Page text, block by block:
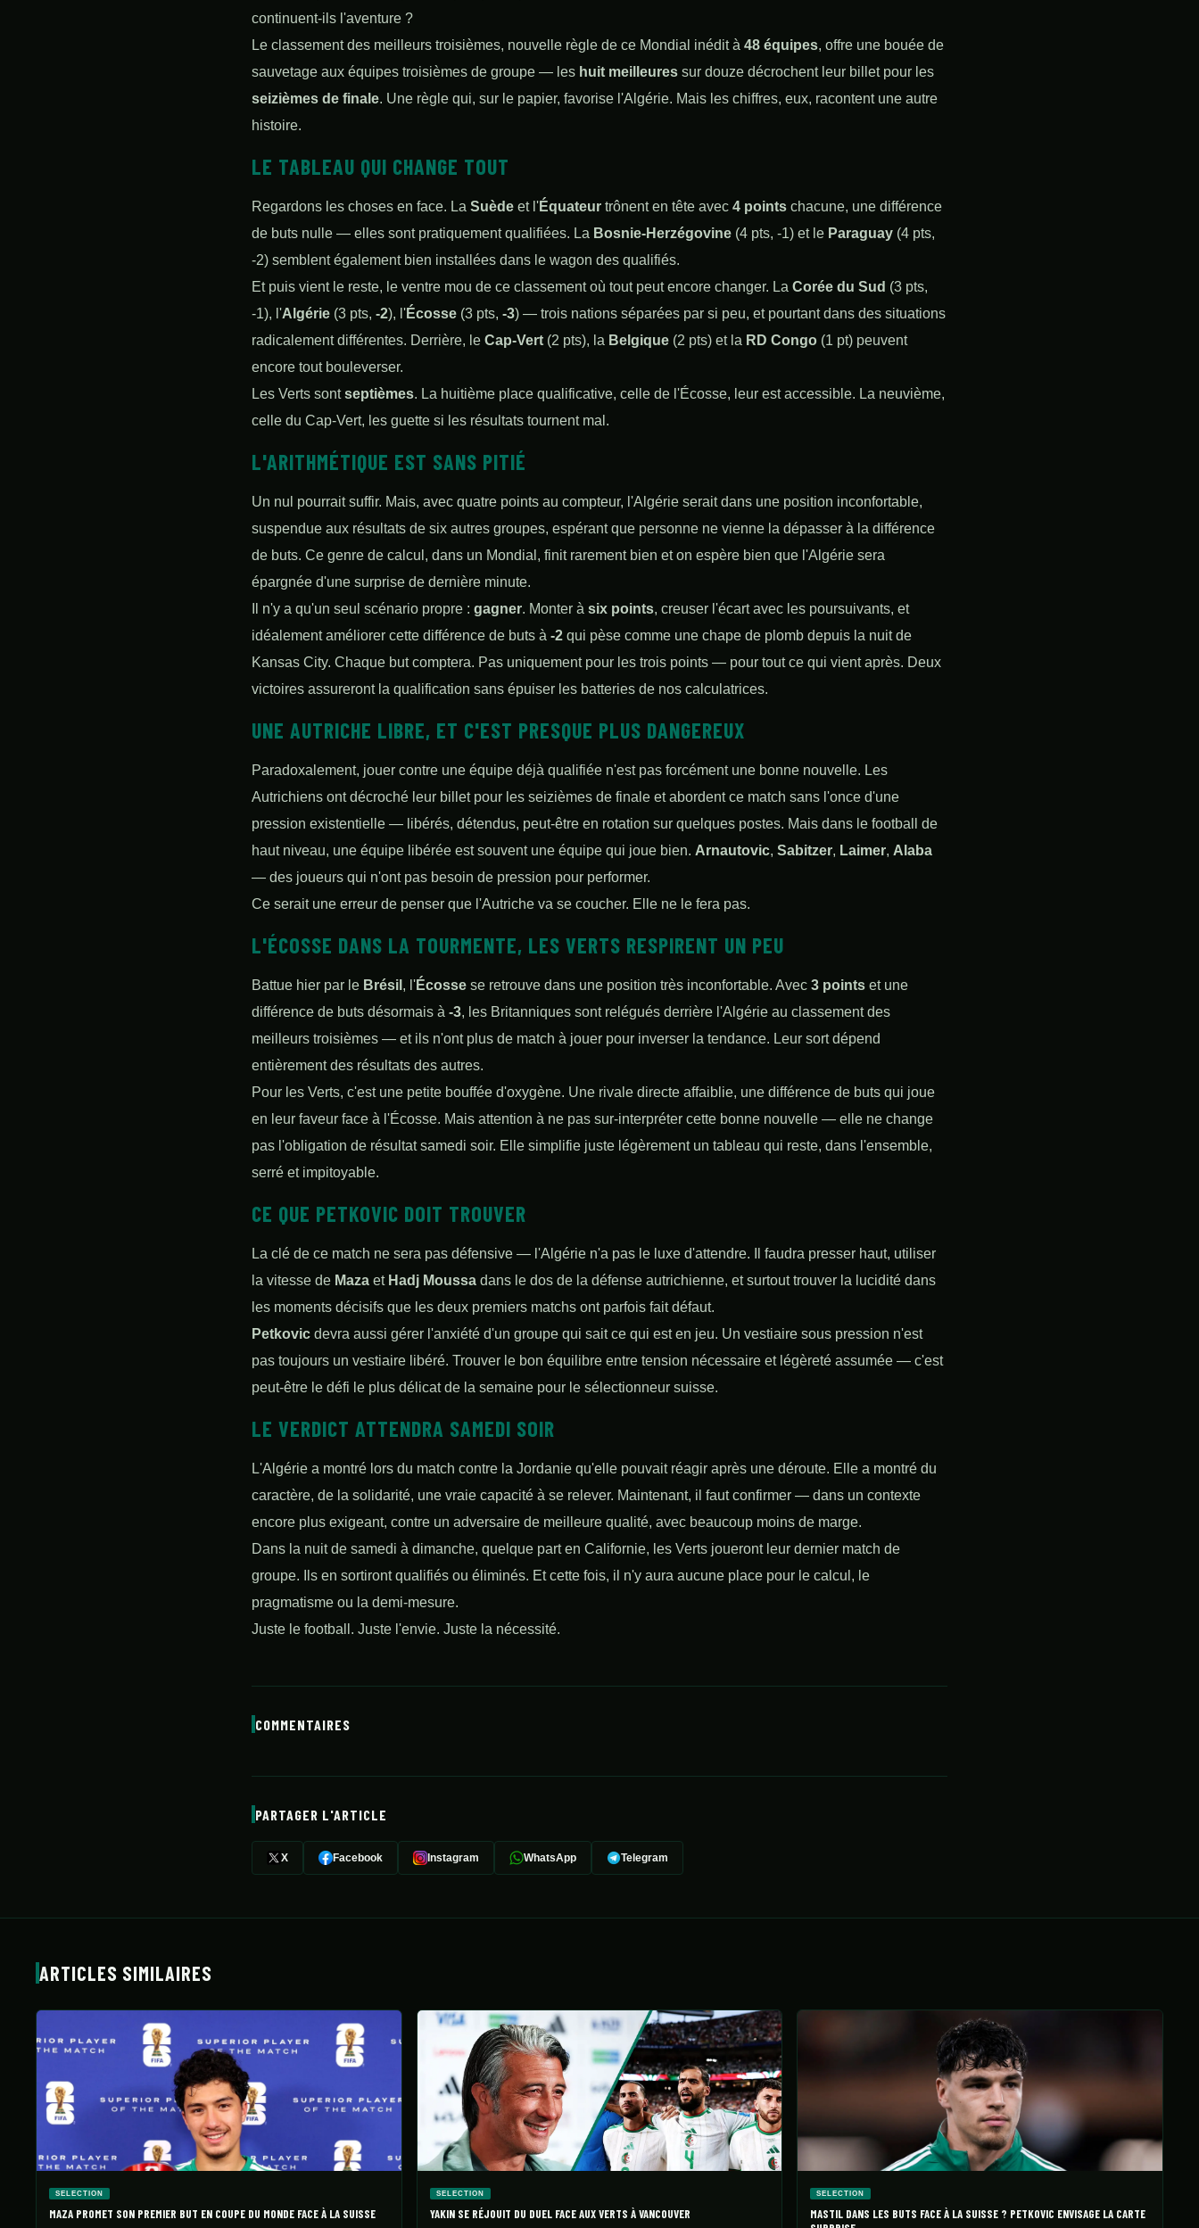
continuent-ils l'aventure ?
Le classement des meilleurs troisièmes, nouvelle règle de ce Mondial inédit à 48 équipes, offre une bouée de
sauvetage aux équipes troisièmes de groupe — les huit meilleures sur douze décrochent leur billet pour les
seizièmes de finale. Une règle qui, sur le papier, favorise l'Algérie. Mais les chiffres, eux, racontent une autre
histoire.
LE TABLEAU QUI CHANGE TOUT
Regardons les choses en face. La Suède et l'Équateur trônent en tête avec 4 points chacune, une différence
de buts nulle — elles sont pratiquement qualifiées. La Bosnie-Herzégovine (4 pts, -1) et le Paraguay (4 pts,
-2) semblent également bien installées dans le wagon des qualifiés.
Et puis vient le reste, le ventre mou de ce classement où tout peut encore changer. La Corée du Sud (3 pts,
-1), l'Algérie (3 pts, -2), l'Écosse (3 pts, -3) — trois nations séparées par si peu, et pourtant dans des situations
radicalement différentes. Derrière, le Cap-Vert (2 pts), la Belgique (2 pts) et la RD Congo (1 pt) peuvent
encore tout bouleverser.
Les Verts sontseptièmes. La huitième place qualificative, celle de l'Écosse, leur est accessible. La neuvième,
celle du Cap-Vert, les guette si les résultats tournent mal.
L'ARITHMÉTIQUE EST SANS PITIÉ
Un nul pourrait suffir. Mais, avec quatre points au compteur, l'Algérie serait dans une position inconfortable,
suspendue aux résultats de six autres groupes, espérant que personne ne vienne la dépasser à la différence
de buts. Ce genre de calcul, dans un Mondial, finit rarement bien et on espère bien que l'Algérie sera
épargnée d'une surprise de dernière minute.
Il n'y a qu'un seul scénario propre : gagner. Monter à six points, creuser l'écart avec les poursuivants, et
idéalement améliorer cette différence de buts à -2 qui pèse comme une chape de plomb depuis la nuit de
Kansas City. Chaque but comptera. Pas uniquement pour les trois points — pour tout ce qui vient après. Deux
victoires assureront la qualification sans épuiser les batteries de nos calculatrices.
UNE AUTRICHE LIBRE, ET C'EST PRESQUE PLUS DANGEREUX
Paradoxalement, jouer contre une équipe déjà qualifiée n'est pas forcément une bonne nouvelle. Les
Autrichiens ont décroché leur billet pour les seizièmes de finale et abordent ce match sans l'once d'une
pression existentielle — libérés, détendus, peut-être en rotation sur quelques postes. Mais dans le football de
haut niveau, une équipe libérée est souvent une équipe qui joue bien. Arnautovic, Sabitzer, Laimer, Alaba
— des joueurs qui n'ont pas besoin de pression pour performer.
Ce serait une erreur de penser que l'Autriche va se coucher. Elle ne le fera pas.
L'ÉCOSSE DANS LA TOURMENTE, LES VERTS RESPIRENT UN PEU
Battue hier par le Brésil , l'Écosse se retrouve dans une position très inconfortable. Avec 3 points et une
différence de buts désormais à -3, les Britanniques sont relégués derrière l'Algérie au classement des
meilleurs troisièmes — et ils n'ont plus de match à jouer pour inverser la tendance. Leur sort dépend
entièrement des résultats des autres.
Pour les Verts, c'est une petite bouffée d'oxygène. Une rivale directe affaiblie, une différence de buts qui joue
en leur faveur face à l'Écosse. Mais attention à ne pas sur-interpréter cette bonne nouvelle — elle ne change
pas l'obligation de résultat samedi soir. Elle simplifie juste légèrement un tableau qui reste, dans l'ensemble,
serré et impitoyable.
CE QUE PETKOVIC DOIT TROUVER
La clé de ce match ne sera pas défensive — l'Algérie n'a pas le luxe d'attendre. Il faudra presser haut, utiliser
la vitesse de Maza et Hadj Moussa dans le dos de la défense autrichienne, et surtout trouver la lucidité dans
les moments décisifs que les deux premiers matchs ont parfois fait défaut.
Petkovic devra aussi gérer l'anxiété d'un groupe qui sait ce qui est en jeu. Un vestiaire sous pression n'est
pas toujours un vestiaire libéré. Trouver le bon équilibre entre tension nécessaire et légèreté assumée — c'est
peut-être le défi le plus délicat de la semaine pour le sélectionneur suisse.
LE VERDICT ATTENDRA SAMEDI SOIR
L'Algérie a montré lors du match contre la Jordanie qu'elle pouvait réagir après une déroute. Elle a montré du
caractère, de la solidarité, une vraie capacité à se relever. Maintenant, il faut confirmer — dans un contexte
encore plus exigeant, contre un adversaire de meilleure qualité, avec beaucoup moins de marge.
Dans la nuit de samedi à dimanche, quelque part en Californie, les Verts joueront leur dernier match de
groupe. Ils en sortiront qualifiés ou éliminés. Et cette fois, il n'y aura aucune place pour le calcul, le
pragmatisme ou la demi-mesure.
Juste le football. Juste l'envie. Juste la nécessité.
COMMENTAIRES
PARTAGER L'ARTICLE
X Facebook Instagram WhatsApp Telegram
ARTICLES SIMILAIRES
SELECTION
MAZA PROMET SON PREMIER BUT EN COUPE DU MONDE FACE À LA SUISSE
SELECTION
YAKIN SE RÉJOUIT DU DUEL FACE AUX VERTS À VANCOUVER
SELECTION
MASTIL DANS LES BUTS FACE À LA SUISSE ? PETKOVIC ENVISAGE LA CARTE